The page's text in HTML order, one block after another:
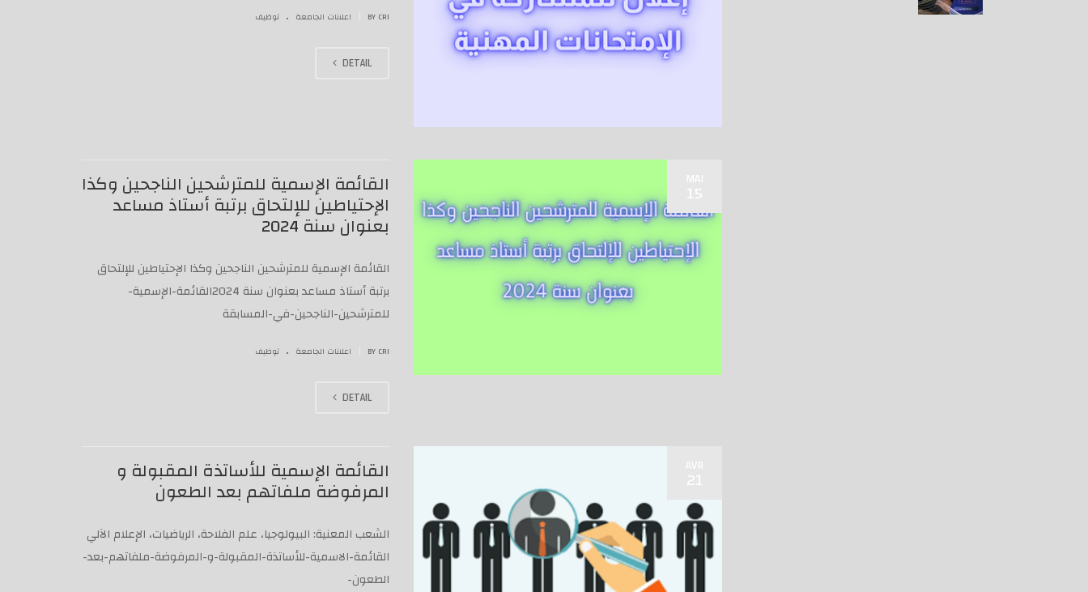
BY CRI اعلانات الجامعة . توظيف
DETAIL
MAI
15 القائمة الإسمية للمترشحين الناجحين وكذا
الإحتياطين للإلتحاق برتبة أستاذ مساعد
بعنوان سنة 2024
القائمة الإسمية للمترشحين الناجحين وكذا الإحتياطين للإلتحاق
برتبة أستاذ مساعد بعنوان سنة 2024القائمة-الإسمية-
للمترشحين-الناجحين-في-المسابقة
BY CRI اعلانات الجامعة . توظيف
DETAIL
AVR
21 القائمة الإسمية للأساتذة المقبولة و
المرفوضة ملفاتهم بعد الطعون
الشعب المعنية: البيولوجيا، علم الفلاحة، الرياضيات، الإعلام الآلي
القائمة-الاسمية-للأساتذة-المقبولة-و-المرفوضة-ملفاتهم-بعد-
الطعون-